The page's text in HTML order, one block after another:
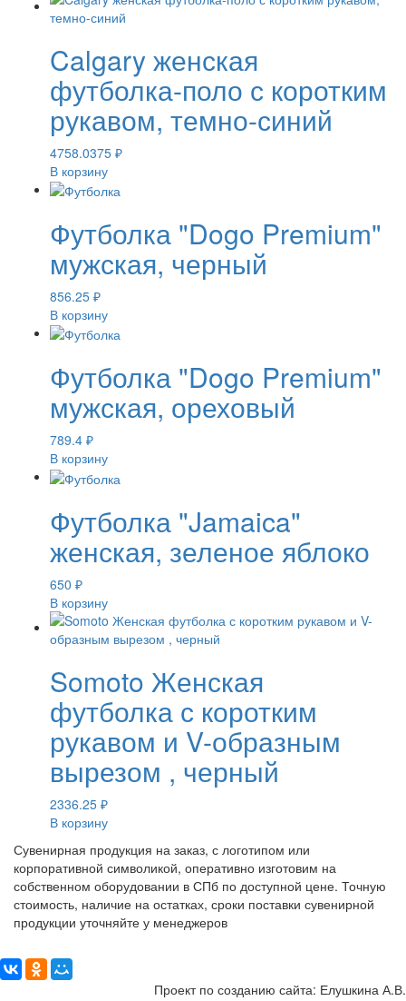
Calgary женская
футболка-поло с коротким
рукавом, темно-синий
4758.0375 ₽
В корзину
Футболка "Dogo Premium"
мужская, черный
856.25 ₽
В корзину
Футболка "Dogo Premium"
мужская, ореховый
789.4 ₽
В корзину
Футболка "Jamaica"
женская, зеленое яблоко
650 ₽
В корзину
Somoto Женская
футболка с коротким
рукавом и V-образным
вырезом , черный
2336.25 ₽
В корзину
Сувенирная продукция на заказ, с логотипом или
корпоративной символикой, оперативно изготовим на
собственном оборудовании в СПб по доступной цене. Точную
стоимость, наличие на остатках, сроки поставки сувенирной
продукции уточняйте у менеджеров
Проект по созданию сайта: Елушкина А.В.